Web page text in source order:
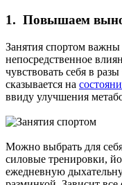
1. Повышаем
Занятия спортом важны
непосредственное
чувствовать себя в
сказывается на
ввиду улучшения
Можно выбрать для
силовые тренировки,
ежедневную